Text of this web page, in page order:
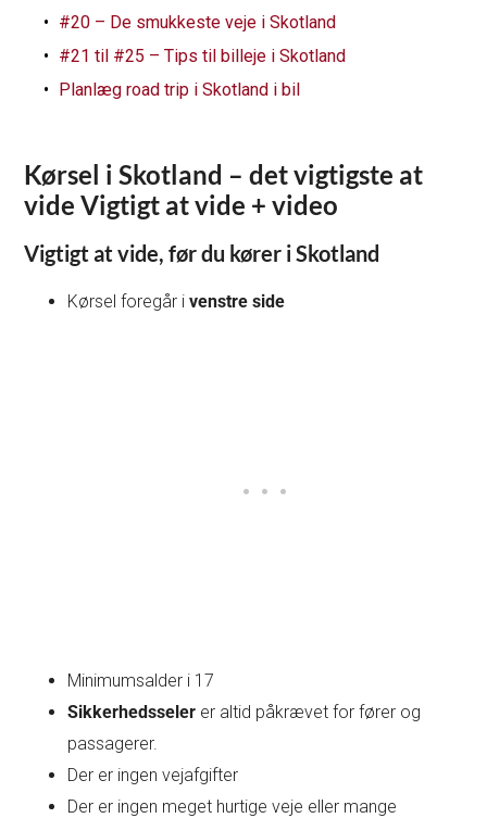
#20 – De smukkeste veje i Skotland
#21 til #25 – Tips til billeje i Skotland
Planlæg road trip i Skotland i bil
Kørsel i Skotland – det vigtigste at
videVigtigt at vide + video
Vigtigt at vide, før du kører i Skotland
Kørsel foregår ivenstre side
Minimumsalder i 17
Sikkerhedsseler er altid påkrævet for fører og
passagerer.
Der er ingen vejafgifter
Der er ingen meget hurtige veje eller mange